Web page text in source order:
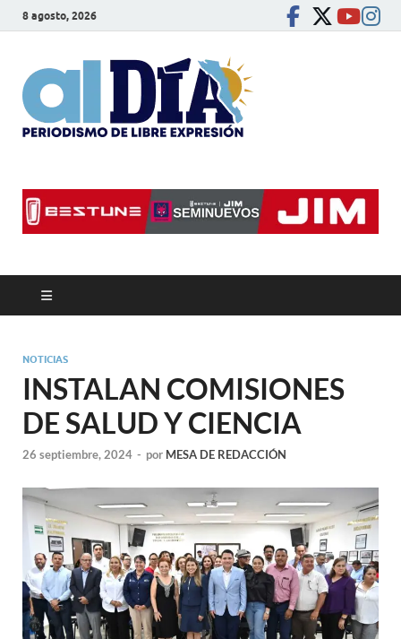
8 agosto, 2026
NOTICIAS
INSTALAN COMISIONES
DE SALUD Y CIENCIA
26 septiembre, 2024 - por MESA DE REDACCIÓN